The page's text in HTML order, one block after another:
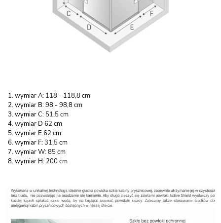
wymiar A: 118 - 118,8 cm
wymiar B: 98 - 98,8 cm
wymiar C: 51,5 cm
wymiar D 62 cm
wymiar E 62 cm
wymiar F: 31,5 cm
wymiar W: 85 cm
wymiar H: 200 cm